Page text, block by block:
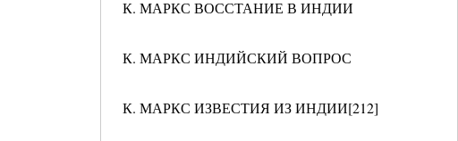
К. МАРКС ВОССТАНИЕ В ИНДИИ
К. МАРКС ИНДИЙСКИЙ ВОПРОС
К. МАРКС ИЗВЕСТИЯ ИЗ ИНДИИ[212]